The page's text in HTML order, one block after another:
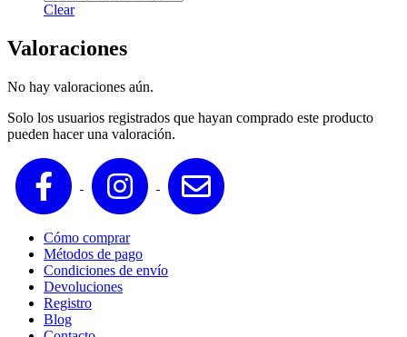
Clear
Valoraciones
No hay valoraciones aún.
Solo los usuarios registrados que hayan comprado este producto
pueden hacer una valoración.
Cómo comprar
Métodos de pago
Condiciones de envío
Devoluciones
Registro
Blog